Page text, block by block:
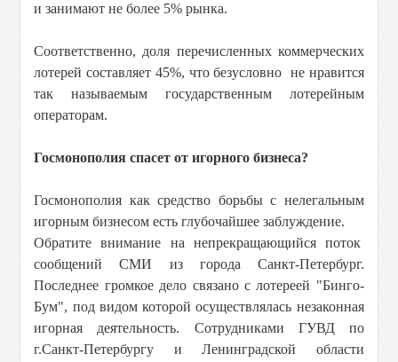
и занимают не более 5% рынка.
Соответственно, доля перечисленных коммерческих
лотерей составляет 45%, что безусловно не нравится
так называемым государственным лотерейным
операторам.
Госмонополия спасет от игорного бизнеса?
Госмонополия как средство борьбы с нелегальным
игорным бизнесом есть глубочайшее заблуждение.
Обратите внимание на непрекращающийся поток
сообщений СМИ из города Санкт-Петербург.
Последнее громкое дело связано с лотереей "Бинго-
Бум", под видом которой осуществлялась незаконная
игорная деятельность. Сотрудниками ГУВД по
г.Санкт-Петербургу и Ленинградской области